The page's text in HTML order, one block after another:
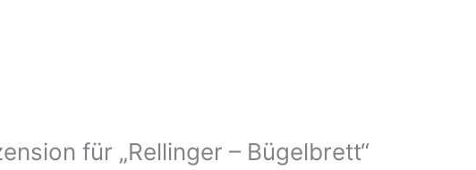
für „Rellinger – Bügelbrett“